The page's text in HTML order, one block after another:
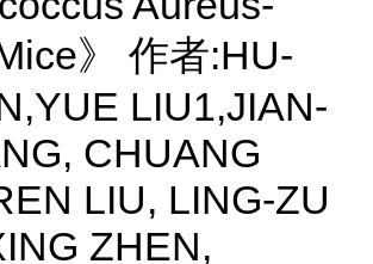
》 作者:HU-
LIU1,JIAN-
CHUANG
LIU, LING-ZU
ZHEN,